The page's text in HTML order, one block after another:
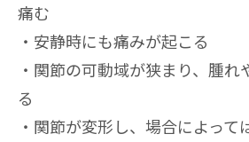
痛む
安静時にも痛みが起こる
関節の可動域が狭まり、腫れ
る
関節が変形し、場合によって